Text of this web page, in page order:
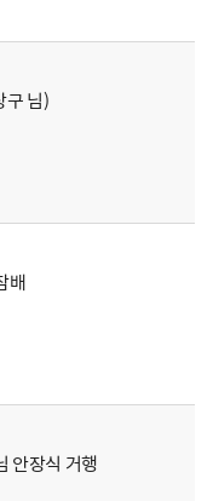
구 님)
배
안장식 거행